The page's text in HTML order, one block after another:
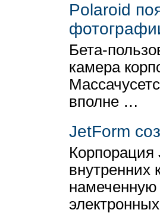
Polaroid
Бета-
камера
вполне …
JetForm
Корпорация
внутренних
намеченную